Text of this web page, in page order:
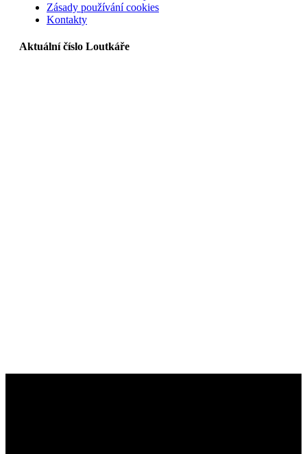
Zásady používání cookies
Kontakty
Aktuální číslo Loutkáře